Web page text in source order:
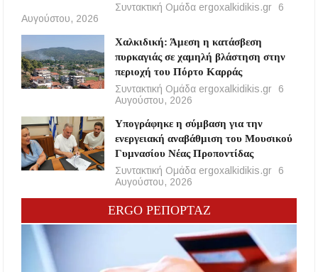
Συντακτική Ομάδα ergoxalkidikis.gr
6
Αυγούστου, 2026
Χαλκιδική: Άμεση η κατάσβεση
πυρκαγιάς σε χαμηλή βλάστηση στην
περιοχή του Πόρτο Καρράς
Συντακτική Ομάδα ergoxalkidikis.gr
6
Αυγούστου, 2026
Υπογράφηκε η σύμβαση για την
ενεργειακή αναβάθμιση του Μουσικού
Γυμνασίου Νέας Προποντίδας
Συντακτική Ομάδα ergoxalkidikis.gr
6
Αυγούστου, 2026
ERGO ΡΕΠΟΡΤΑΖ